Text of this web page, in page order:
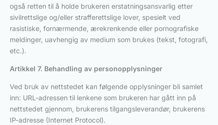
også retten til å holde brukeren erstatningsansvarlig etter
sivilrettslige og/eller strafferettslige lover, spesielt ved
rasistiske, fornærmende, ærekrenkende eller pornografiske
meldinger, uavhengig av medium som brukes (tekst, fotografi,
etc.).
Artikkel 7. Behandling av personopplysninger
Ved bruk av nettstedet kan følgende opplysninger bli samlet
inn: URL-adressen til lenkene som brukeren har gått inn på
nettstedet gjennom, brukerens tilgangsleverandør, brukerens
IP-adresse (Internet Protocol).